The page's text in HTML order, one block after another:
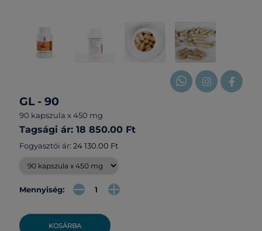
GL - 90
90 kapszula x 450 mg
Tagsági ár: 18 850.00 Ft
Fogyasztói ár: 24 130.00 Ft
Mennyiség:
KOSÁRBA